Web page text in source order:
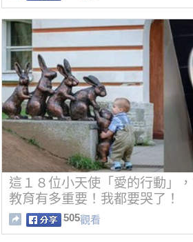
這１８位小天使「愛的行動」
教育有多重要！我都要哭了！
505觀看